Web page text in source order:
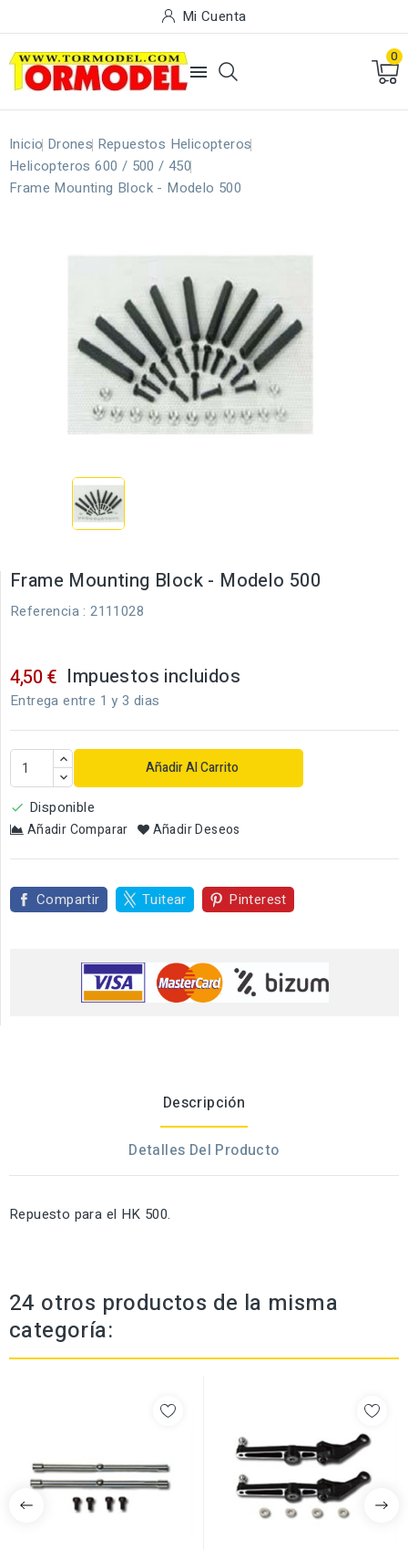
Mi Cuenta

0
Inicio Drones Repuestos Helicopteros
Helicopteros 600 / 500 / 450
Frame Mounting Block - Modelo 500
Frame Mounting Block - Modelo 500
Referencia : 2111028
4,50 € Impuestos incluidos
Entrega entre 1 y 3 dias
Añadir Al Carrito
 Disponible
Añadir Comparar Añadir Deseos
Compartir Tuitear Pinterest
Descripción
Detalles Del Producto
Repuesto para el HK 500.
24 otros productos de la misma
categoría: